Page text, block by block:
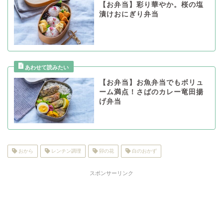
【お弁当】彩り華やか。桜の塩
漬けおにぎり弁当
【お弁当】お魚弁当でもボリュ
ーム満点！さばのカレー竜田揚
げ弁当
おから レンチン調理 卯の花 白のおかず
スポンサーリンク